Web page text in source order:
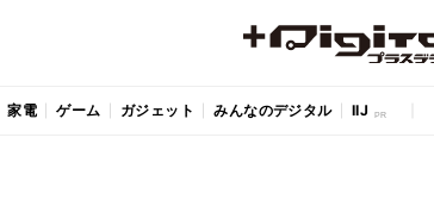
家電 ゲーム ガジェット みんなのデジタル IIJ